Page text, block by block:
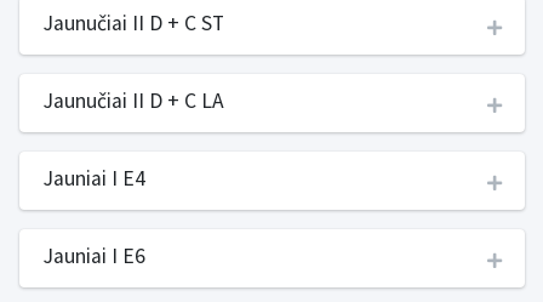
Jaunučiai II D + C ST
Jaunučiai II D + C LA
Jauniai I E4
Jauniai I E6